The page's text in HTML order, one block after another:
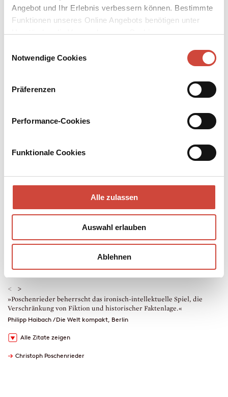
Angebot und Ihr Erlebnis verbessern können. Bestimmte
Funktionen unseres Online Angebots benötigen unter
Umständen die Verwendung von Cookies von
Notwendige Cookies
Präferenzen
Performance-Cookies
Funktionale Cookies
Alle zulassen
Auswahl erlauben
Ablehnen
Download Bilddatei ↘
Das Sandkorn
mit einem Frontispitz
aus. In Zeiten des Kriegs ist solch ein Verhalten nicht nur seltsam,
übernimmt, stößt unter dem Sand auf eine Geschichte von Liebe
und Tabu zwischen zwei Männern und einer Frau. Ein Zeitbild von
Mehr zum Inhalt
Hardcover Leinen
978-3-257-06886-3
€ (D) 22.90 / sFr 32.90* / € (A) 23.60
* unverb. Preisempfehlung
Downloads
< >
»Poschenrieder beherrscht das ironisch-intellektuelle Spiel, die
Verschränkung von Fiktion und historischer Faktenlage.«
Philipp Haibach / Die Welt kompakt, Berlin
Alle Zitate zeigen
→ Christoph Poschenrieder